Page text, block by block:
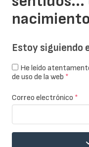
nacimiento
Estoy siguiendo
He leído
de uso de la web *
Correo electrónico *